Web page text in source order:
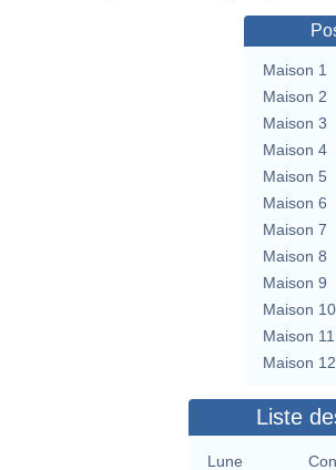
Maison 1
Maison 2
Maison 3
Maison 4
Maison 5
Maison 6
Maison 7
Maison 8
Maison 9
Maison 10
Maison 11
Maison 12
Liste
Lune